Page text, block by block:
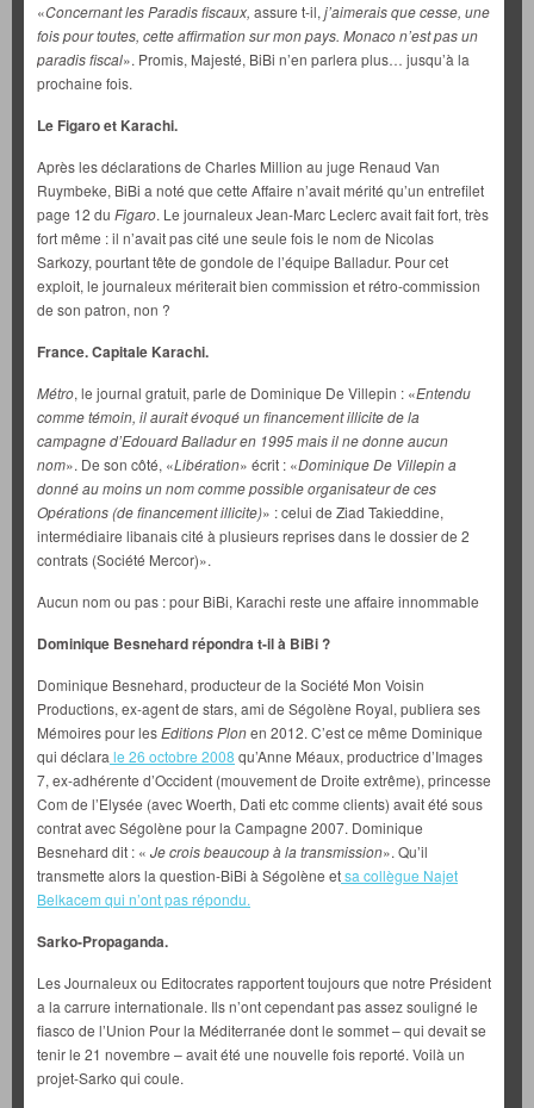
«Concernant les Paradis fiscaux, assure t-il, j’aimerais que cesse, une
fois pour toutes, cette affirmation sur mon pays. Monaco n’est pas un
paradis fiscal». Promis, Majesté, BiBi n’en parlera plus… jusqu’à la
prochaine fois.
Le Figaro et Karachi.
Après les déclarations de Charles Million au juge Renaud Van
Ruymbeke, BiBi a noté que cette Affaire n’avait mérité qu’un entrefilet
page 12 du Figaro. Le journaleux Jean-Marc Leclerc avait fait fort, très
fort même : il n’avait pas cité une seule fois le nom de Nicolas
Sarkozy, pourtant tête de gondole de l’équipe Balladur. Pour cet
exploit, le journaleux mériterait bien commission et rétro-commission
de son patron, non ?
France. Capitale Karachi.
Métro, le journal gratuit, parle de Dominique De Villepin : «Entendu
comme témoin, il aurait évoqué un financement illicite de la
campagne d’Edouard Balladur en 1995 mais il ne donne aucun
nom». De son côté, «Libération» écrit : «Dominique De Villepin a
donné au moins un nom comme possible organisateur de ces
Opérations (de financement illicite)» : celui de Ziad Takieddine,
intermédiaire libanais cité à plusieurs reprises dans le dossier de 2
contrats (Société Mercor)».
Aucun nom ou pas : pour BiBi, Karachi reste une affaire innommable
Dominique Besnehard répondra t-il à BiBi ?
Dominique Besnehard, producteur de la Société Mon Voisin
Productions, ex-agent de stars, ami de Ségolène Royal, publiera ses
Mémoires pour lesEditions Plonen 2012. C’est ce même Dominique
qui déclara le 26 octobre 2008 qu’Anne Méaux, productrice d’Images
7, ex-adhérente d’Occident (mouvement de Droite extrême), princesse
Com de l’Elysée (avec Woerth, Dati etc comme clients) avait été sous
contrat avec Ségolène pour la Campagne 2007. Dominique
Besnehard dit : « Je crois beaucoup à la transmission». Qu’il
transmette alors la question-BiBi à Ségolène etsa collègue Najet
Belkacem qui n’ont pas répondu.
Sarko-Propaganda.
Les Journaleux ou Editocrates rapportent toujours que notre Président
a la carrure internationale. Ils n’ont cependant pas assez souligné le
fiasco de l’Union Pour la Méditerranée dont le sommet – qui devait se
tenir le 21 novembre – avait été une nouvelle fois reporté. Voilà un
projet-Sarko qui coule.